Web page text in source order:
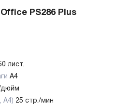
PS286 Plus
лист.
А4
дюйм
А4) 25 стр./мин